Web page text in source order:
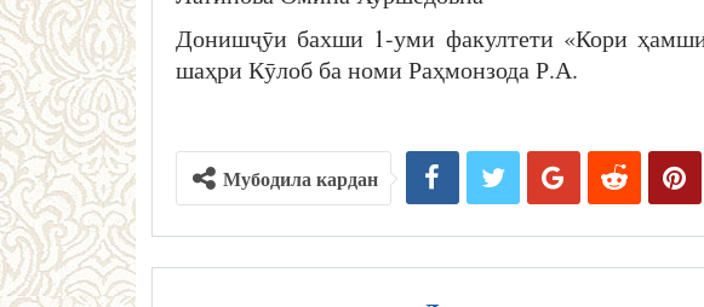
Донишҷӯи бахши 1-уми факултети «Кори
шаҳри Кӯлоб ба номи Раҳмонзода Р.А.
Мубодила кардан